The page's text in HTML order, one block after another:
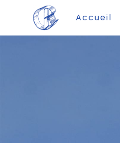
Panneau de gestion des cookies
Accueil